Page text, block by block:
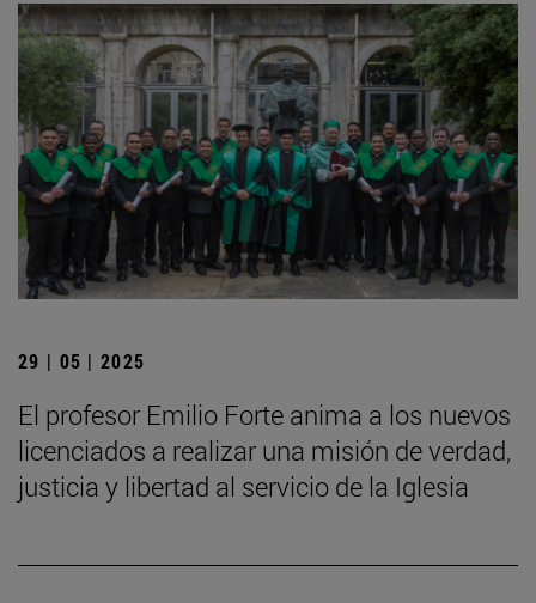
29 | 05 | 2025
El profesor Emilio Forte anima a los nuevos
licenciados a realizar una misión de verdad,
justicia y libertad al servicio de la Iglesia